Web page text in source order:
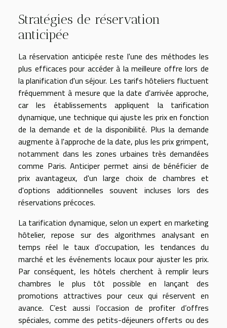
Stratégies de réservation
anticipée
La réservation anticipée reste l'une des méthodes les
plus efficaces pour accéder à la meilleure offre lors de
la planification d'un séjour. Les tarifs hôteliers fluctuent
fréquemment à mesure que la date d'arrivée approche,
car les établissements appliquent la tarification
dynamique, une technique qui ajuste les prix en fonction
de la demande et de la disponibilité. Plus la demande
augmente à l'approche de la date, plus les prix grimpent,
notamment dans les zones urbaines très demandées
comme Paris. Anticiper permet ainsi de bénéficier de
prix avantageux, d'un large choix de chambres et
d'options additionnelles souvent incluses lors des
réservations précoces.
La tarification dynamique, selon un expert en marketing
hôtelier, repose sur des algorithmes analysant en
temps réel le taux d’occupation, les tendances du
marché et les événements locaux pour ajuster les prix.
Par conséquent, les hôtels cherchent à remplir leurs
chambres le plus tôt possible en lançant des
promotions attractives pour ceux qui réservent en
avance. C’est aussi l’occasion de profiter d’offres
spéciales, comme des petits-déjeuners offerts ou des